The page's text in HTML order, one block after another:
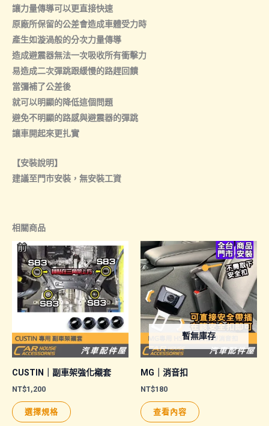
讓力量傳導可以更直接快速
原廠所保留的公差會造成車體受力時
產生如漩渦般的分次力量傳導
造成避震器無法一次吸收所有衝擊力
易造成二次彈跳跟緩慢的路趕回饋
當彌補了公差後
就可以明顯的降低這個問題
避免不明顯的路感與避震器的彈跳
讓車開起來更扎實
【安裝說明】
建議至門市安裝，無安裝工資
相關商品
CUSTIN｜副車架強化襯套
NT$1,200
選擇規格
暫無庫存
MG｜消音扣
NT$180
查看內容